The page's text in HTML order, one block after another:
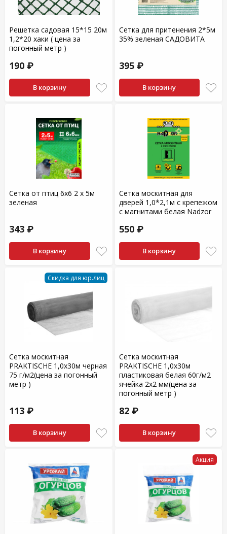
Решетка садовая 15*15 20м
1,2*20 хаки ( цена за
погонный метр )
190 ₽
В корзину
Сетка для притенения 2*5м
35% зеленая САДОВИТА
395 ₽
В корзину
Сетка от птиц 6х6 2 х 5м
зеленая
343 ₽
В корзину
Сетка москитная для
дверей 1,0*2,1м с крепежом
с магнитами белая Nadzor
550 ₽
В корзину
Скидка для юр.лиц
Сетка москитная
PRAKTISCHE 1,0х30м черная
75 г/м2(цена за погонный
метр )
113 ₽
В корзину
Сетка москитная
PRAKTISCHE 1,0х30м
пластиковая белая 60г/м2
ячейка 2х2 мм(цена за
погонный метр )
82 ₽
В корзину
Акция